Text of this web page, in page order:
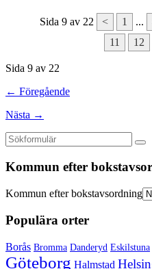
Sida 9 av 22 < 1 ...
11
12
Sida 9 av 22
← Föregående
Nästa →
Kommun efter
Kommun efter bokstavsordning
Populära orter
Borås Bromma Danderyd Eskilstuna
Göteborg Halmstad